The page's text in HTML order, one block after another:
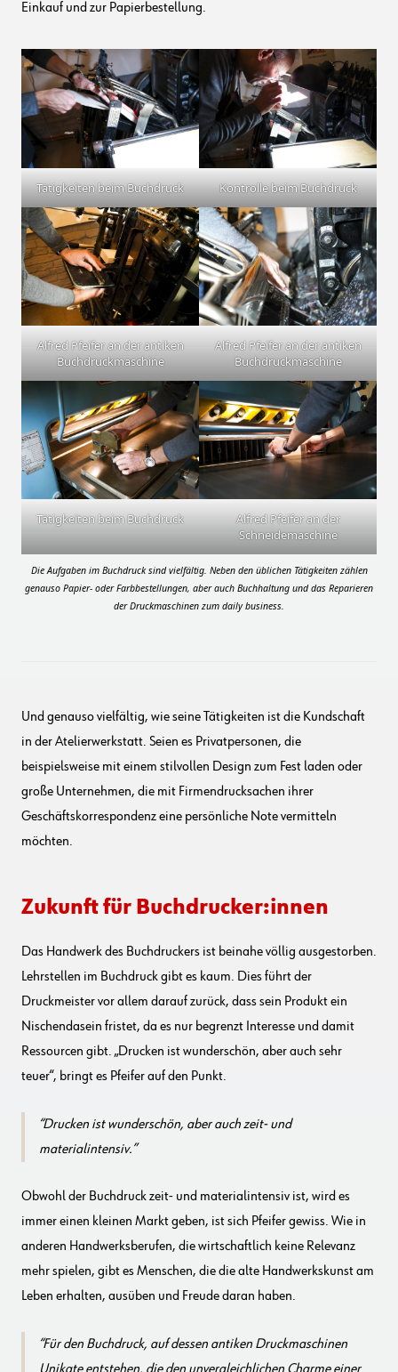
Einkauf und zur Papierbestellung.
Tätigkeiten beim Buchdruck Kontrolle beim Buchdruck
Alfred Pfeifer an der antiken
Buchdruckmaschine
Alfred Pfeifer an der antiken
Buchdruckmaschine
Tätigkeiten beim Buchdruck
Alfred Pfeifer an der
Schneidemaschine
Die Aufgaben im Buchdruck sind vielfältig. Neben den üblichen Tätigkeiten zählen
genauso Papier- oder Farbbestellungen, aber auch Buchhaltung und das Reparieren
der Druckmaschinen zum daily business.
Und genauso vielfältig, wie seine Tätigkeiten ist die Kundschaft
in der Atelierwerkstatt. Seien es Privatpersonen, die
beispielsweise mit einem stilvollen Design zum Fest laden oder
große Unternehmen, die mit Firmendrucksachen ihrer
Geschäftskorrespondenz eine persönliche Note vermitteln
möchten.
Zukunft für Buchdrucker:innen
Das Handwerk des Buchdruckers ist beinahe völlig ausgestorben.
Lehrstellen im Buchdruck gibt es kaum. Dies führt der
Druckmeister vor allem darauf zurück, dass sein Produkt ein
Nischendasein fristet, da es nur begrenzt Interesse und damit
Ressourcen gibt. „Drucken ist wunderschön, aber auch sehr
teuer“, bringt es Pfeifer auf den Punkt.
Drucken ist wunderschön, aber auch zeit- und
materialintensiv.
Obwohl der Buchdruck zeit- und materialintensiv ist, wird es
immer einen kleinen Markt geben, ist sich Pfeifer gewiss. Wie in
anderen Handwerksberufen, die wirtschaftlich keine Relevanz
mehr spielen, gibt es Menschen, die die alte Handwerkskunst am
Leben erhalten, ausüben und Freude daran haben.
Für den Buchdruck, auf dessen antiken Druckmaschinen